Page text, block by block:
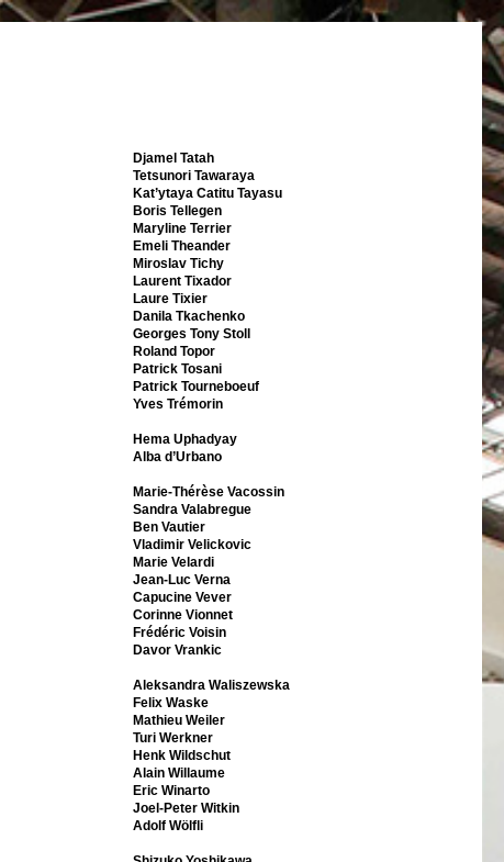
Djamel Tatah
Tetsunori Tawaraya
Kat’ytaya Catitu Tayasu
Boris Tellegen
Maryline Terrier
Emeli Theander
Miroslav Tichy
Laurent Tixador
Laure Tixier
Danila Tkachenko
Georges Tony Stoll
Roland Topor
Patrick Tosani
Patrick Tourneboeuf
Yves Trémorin
Hema Uphadyay
Alba d’Urbano
Marie-Thérèse Vacossin
Sandra Valabregue
Ben Vautier
Vladimir Velickovic
Marie Velardi
Jean-Luc Verna
Capucine Vever
Corinne Vionnet
Frédéric Voisin
Davor Vrankic
Aleksandra Waliszewska
Felix Waske
Mathieu Weiler
Turi Werkner
Henk Wildschut
Alain Willaume
Eric Winarto
Joel-Peter Witkin
Adolf Wölfli